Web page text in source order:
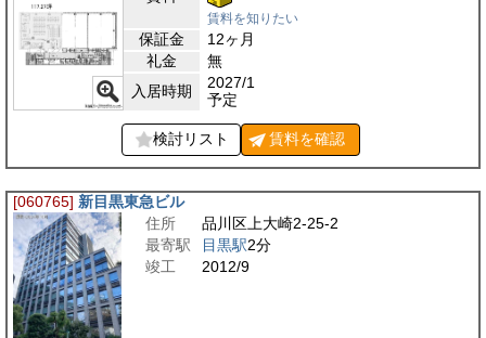
賃料を知りたい
保証金
12ヶ月
礼金
無
入居時期
2027/1
予定
検討リスト 賃料を確認
[060765] 新目黒東急ビル
住所
品川区上大崎2-25-2
最寄駅
目黒駅2分
竣工
2012/9